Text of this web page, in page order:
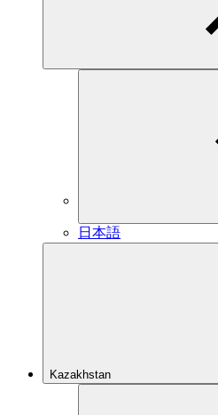
日本語
Kazakhstan